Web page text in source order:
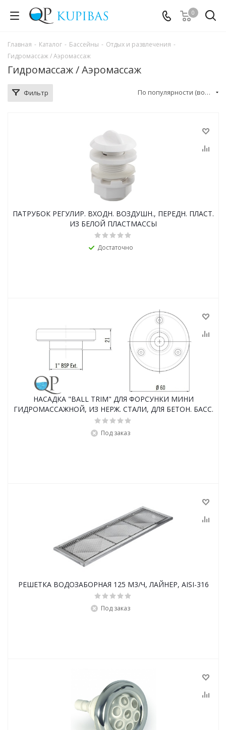
0
Главная - Каталог - Бассейны - Отдых и развлечения -
Гидромассаж / Аэромассаж
Гидромассаж / Аэромассаж
Фильтр По популярности (возрастание)
ПАТРУБОК РЕГУЛИР. ВХОДН. ВОЗДУШН., ПЕРЕДН. ПЛАСТ.
ИЗ БЕЛОЙ ПЛАСТМАССЫ
Достаточно
НАСАДКА "BALL TRIM" ДЛЯ ФОРСУНКИ МИНИ
ГИДРОМАССАЖНОЙ, ИЗ НЕРЖ. СТАЛИ, ДЛЯ БЕТОН. БАСС.
Под заказ
РЕШЕТКА ВОДОЗАБОРНАЯ 125 М3/Ч, ЛАЙНЕР, AISI-316
Под заказ